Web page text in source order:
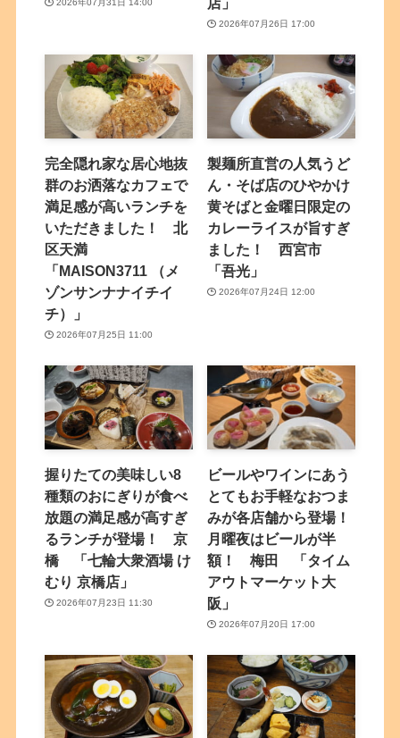
2026年07月31日 14:00
2026年07月26日 17:00
完全隠れ家な居心地抜
群のお洒落なカフェで
満足感が高いランチを
いただきました！ 北
区天満
「MAISON3711 （メ
ゾンサンナナイチイ
チ）」
2026年07月25日 11:00
製麺所直営の人気うど
ん・そば店のひやかけ
黄そばと金曜日限定の
カレーライスが旨すぎ
ました！ 西宮市
「吾光」
2026年07月24日 12:00
握りたての美味しい8
種類のおにぎりが食べ
放題の満足感が高すぎ
るランチが登場！ 京
橋 「七輪大衆酒場 け
むり 京橋店」
2026年07月23日 11:30
ビールやワインにあう
とてもお手軽なおつま
みが各店舗から登場！
月曜夜はビールが半
額！ 梅田 「タイム
アウトマーケット大
阪」
2026年07月20日 17:00